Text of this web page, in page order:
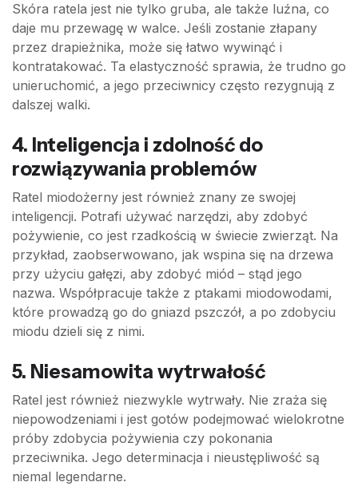
Skóra ratela jest nie tylko gruba, ale także luźna, co
daje mu przewagę w walce. Jeśli zostanie złapany
przez drapieżnika, może się łatwo wywinąć i
kontratakować. Ta elastyczność sprawia, że trudno go
unieruchomić, a jego przeciwnicy często rezygnują z
dalszej walki.
4. Inteligencja i zdolność do
rozwiązywania problemów
Ratel miodożerny jest również znany ze swojej
inteligencji. Potrafi używać narzędzi, aby zdobyć
pożywienie, co jest rzadkością w świecie zwierząt. Na
przykład, zaobserwowano, jak wspina się na drzewa
przy użyciu gałęzi, aby zdobyć miód – stąd jego
nazwa. Współpracuje także z ptakami miodowodami,
które prowadzą go do gniazd pszczół, a po zdobyciu
miodu dzieli się z nimi.
5. Niesamowita wytrwałość
Ratel jest również niezwykle wytrwały. Nie zraża się
niepowodzeniami i jest gotów podejmować wielokrotne
próby zdobycia pożywienia czy pokonania
przeciwnika. Jego determinacja i nieustępliwość są
niemal legendarne.